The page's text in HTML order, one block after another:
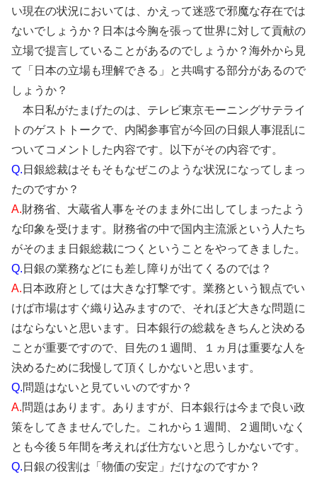
い現在の状況においては、かえって迷惑で邪魔な存在では
ないでしょうか？日本は今胸を張って世界に対して貢献の
立場で提言していることがあるのでしょうか？海外から見
て「日本の立場も理解できる」と共鳴する部分があるので
しょうか？
本日私がたまげたのは、テレビ東京モーニングサテライ
トのゲストトークで、内閣参事官が今回の日銀人事混乱に
ついてコメントした内容です。以下がその内容です。
Q. 日銀総裁はそもそもなぜこのような状況になってしまっ
たのですか？
A.財務省、大蔵省人事をそのまま外に出してしまったよう
な印象を受けます。財務省の中で国内主流派という人たち
がそのまま日銀総裁につくということをやってきました。
Q. 日銀の業務などにも差し障りが出てくるのでは？
A. 日本政府としては大きな打撃です。業務という観点でい
けば市場はすぐ織り込みますので、それほど大きな問題に
はならないと思います。日本銀行の総裁をきちんと決める
ことが重要ですので、目先の１週間、１ヵ月は重要な人を
決めるために我慢して頂くしかないと思います。
Q.問題はないと見ていいのですか？
A.問題はあります。ありますが、日本銀行は今まで良い政
策をしてきませんでした。これから１週間、２週間いなく
とも今後５年間を考えれば仕方ないと思うしかないです。
Q. 日銀の役割は「物価の安定」だけなのですか？